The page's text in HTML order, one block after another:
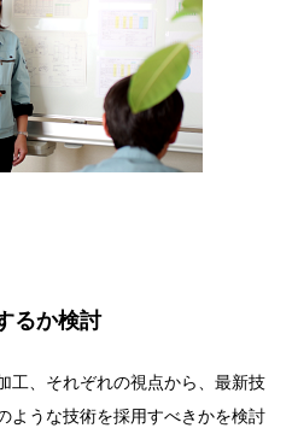
るか検討
工、それぞれの視点から、最新技
ような技術を採用すべきかを検討